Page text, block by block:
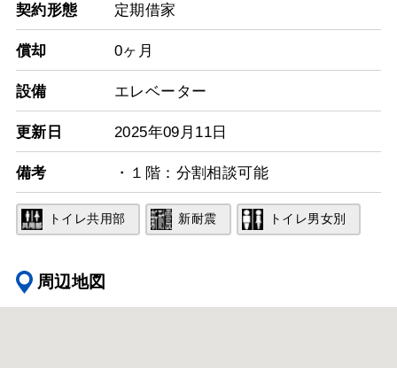
契約形態 定期借家
償却 0ヶ月
設備 エレベーター
更新日 2025年09月11日
備考 ・１階：分割相談可能
トイレ共用部 新耐震 トイレ男女別
周辺地図